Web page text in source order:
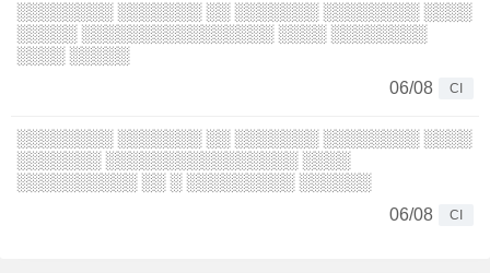
░░░░░░░░ ░░░░░░░ ░░ ░░░░░░░ ░░░░░░░░ ░░░░
░░░░░ ░░░░░░░░░░░░░░░░ ░░░░ ░░░░░░░░
░░░░ ░░░░░
06/08
CI
░░░░░░░░ ░░░░░░░ ░░ ░░░░░░░ ░░░░░░░░ ░░░░
░░░░░░░ ░░░░░░░░░░░░░░░░ ░░░░
░░░░░░░░░░ ░░ ░ ░░░░░░░░░ ░░░░░░
06/08
CI